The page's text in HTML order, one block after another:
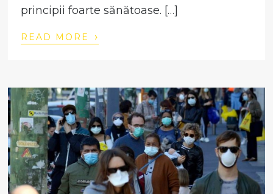
principii foarte sănătoase. […]
READ MORE ›